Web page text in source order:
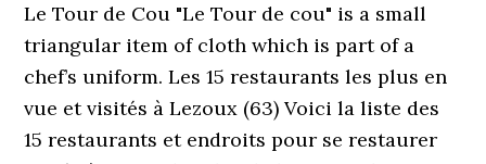
Le Tour de Cou "Le Tour de cou" is a small
triangular item of cloth which is part of a
chef’s uniform. Les 15 restaurants les plus en
vue et visités à Lezoux (63) Voici la liste des
15 restaurants et endroits pour se restaurer